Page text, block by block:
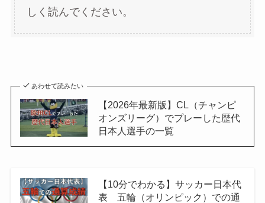
しく読んでください。
あわせて読みたい
【2026年最新版】CL（チャンピ
オンズリーグ）でプレーした歴代
日本人選手の一覧
【10分でわかる】サッカー日本代
表 五輪（オリンピック）での通